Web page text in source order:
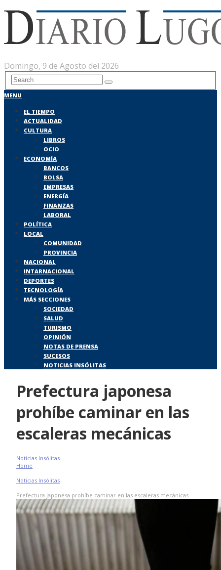
Domingo, 9 de Agosto del 2026
MENU
EL TIEMPO
ACTUALIDAD
CULTURA
LIBROS
OCIO
ECONOMÍA
BANCOS
BOLSA
EMPRESAS
ENERGÍA
FINANZAS
LABORAL
POLÍTICA
LOCAL
COMUNIDAD
PROVINCIA
NACIONAL
INTARNACIONAL
DEPORTES
TECNOLOGÍA
MÁS SECCIONES
SOCIEDAD
SALUD
TURISMO
OPINIÓN
NOTAS DE PRENSA
SUCESOS
NOTICIAS INSÓLITAS
Prefectura japonesa
prohíbe caminar en las
escaleras mecánicas
Noticias Insólitas
Home
|
Noticias Insólitas
|
Prefectura japonesa prohíbe caminar en las escaleras mecánicas